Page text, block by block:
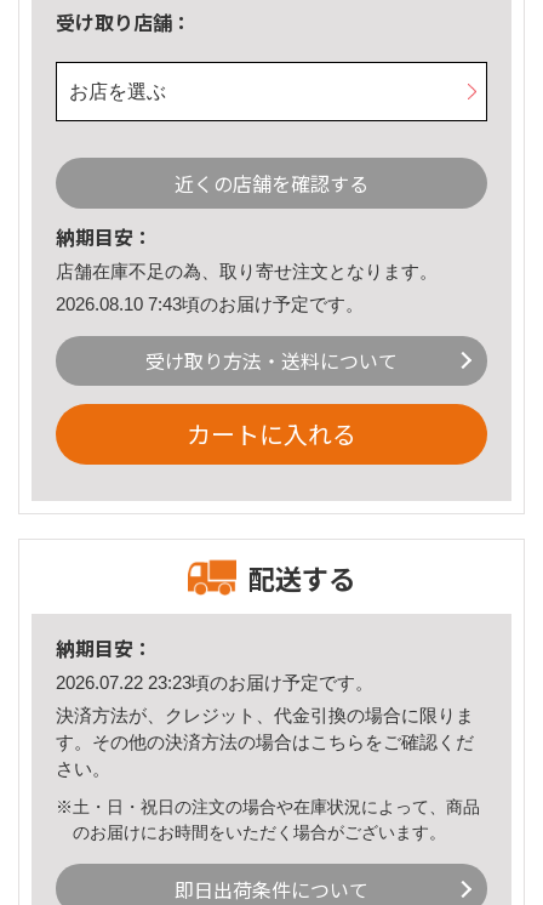
受け取り店舗：
お店を選ぶ
近くの店舗を確認する
納期目安：
店舗在庫不足の為、取り寄せ注文となります。
2026.08.10 7:43頃のお届け予定です。
受け取り方法・送料について
カートに入れる
配送する
納期目安：
2026.07.22 23:23頃のお届け予定です。
決済方法が、クレジット、代金引換の場合に限りま
す。その他の決済方法の場合はこちら をご確認くだ
さい。
※土・日・祝日の注文の場合や在庫状況によって、商品
のお届けにお時間をいただく場合がございます。
即日出荷条件について